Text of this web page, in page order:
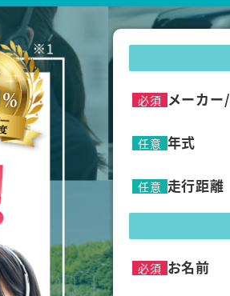
必須 メーカー
任意 年式
任意 走行距離
必須 お名前